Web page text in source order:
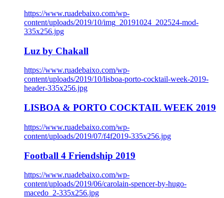
https://www.ruadebaixo.com/wp-
content/uploads/2019/10/img_20191024_202524-mod-
335x256.jpg
Luz by Chakall
https://www.ruadebaixo.com/wp-
content/uploads/2019/10/lisboa-porto-cocktail-week-2019-
header-335x256.jpg
LISBOA & PORTO COCKTAIL WEEK 2019
https://www.ruadebaixo.com/wp-
content/uploads/2019/07/f4f2019-335x256.jpg
Football 4 Friendship 2019
https://www.ruadebaixo.com/wp-
content/uploads/2019/06/carolain-spencer-by-hugo-
macedo_2-335x256.jpg